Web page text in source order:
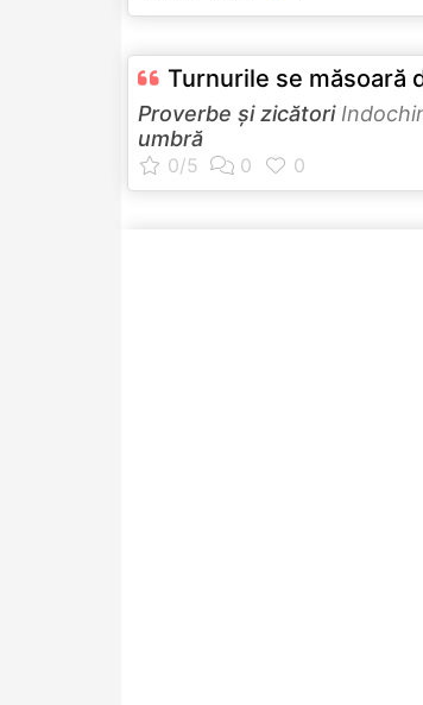
Turnurile se măsoară
Proverbe și zicători
umbră